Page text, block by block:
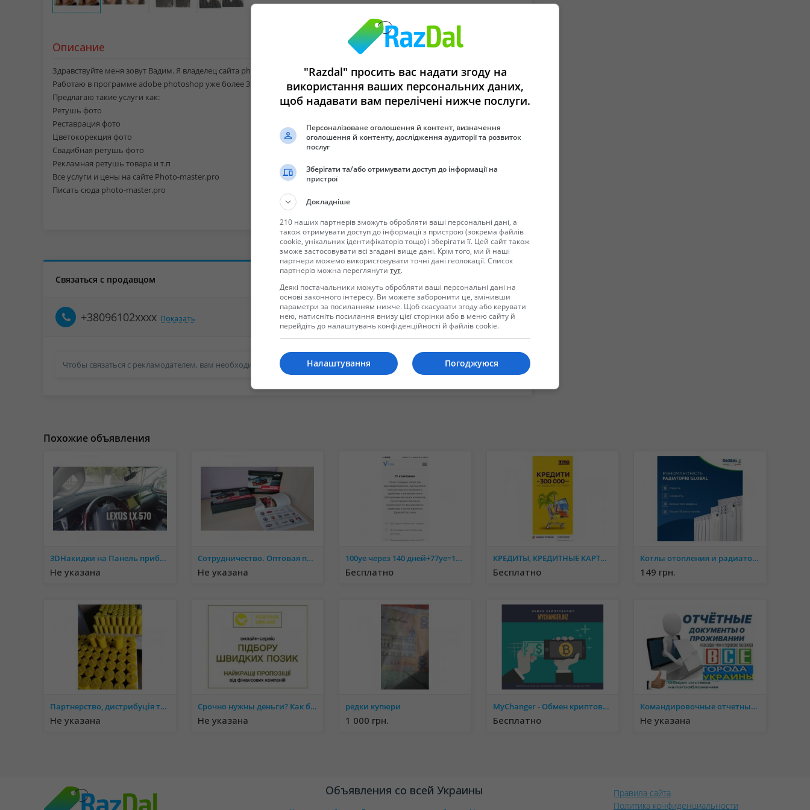
Описание
Здравствуйте меня зовут Вадим. Я владелец сайта photo-master.pro
Работаю в программе adobe photoshop уже более 3 лет.
Предлагаю такие услуги как:
Ретушь фото
Реставрация фото
Цветокорекция фото
Свадибная ретушь фото
Рекламная ретушь товара и т.п
Все услуги и цены на сайте Photo-master.pro
Писать сюда photo-master.pro
Связаться с продавцом
+38096102xxxx Показать
Чтобы связаться с рекламодателем, вам необходимо войти в систему или зарегистрировать новую учетную запись.
Похожие объявления
3DНакидки на Панель приборов. Защищает от солнечных воздествий
Не указана
Сотрудничество. Оптовая продажа Автокаталог "Логотипы автомобилей мира"
Не указана
100уе через 140 дней+77уе=177уе.
Бесплатно
КРЕДИТЫ, КРЕДИТНЫЕ КАРТЫ, ПЕРЕКРИДИТОВАНИЕ
Бесплатно
Котлы отопления и радиаторы отопления от поставщика - ОПТ
149 грн.
Партнерство, дистрибуція товарів бренду Eco Candles, Бізнес: продажі свічок
Не указана
Срочно нужны деньги? Как быть?! Где взять? Читай тут!
Не указана
редки купюри
1 000 грн.
MyChanger - Обмен криптовалют по выгодным курсам. Покупка БЕЗ КОМИССИИ
Бесплатно
Командировочные отчетные документы кассовые чеки за проживание и проезд в любой город Украины купить
Не указана
Объявления со всей Украины
Правила сайта
Политика конфиденциальности
"Razdal" просить вас надати згоду на
використання ваших персональних даних,
щоб надавати вам перелічені нижче послуги.
Персоналізоване оголошення й контент, визначення
оголошення й контенту, дослідження аудиторії та розвиток
послуг
Зберігати та/або отримувати доступ до інформації на
пристрої
Докладніше
210 наших партнерів зможуть обробляти ваші персональні дані, а
також отримувати доступ до інформації з пристрою (зокрема файлів
cookie, унікальних ідентифікаторів тощо) і зберігати її. Цей сайт також
зможе застосовувати всі згадані вище дані. Крім того, ми й наші
партнери можемо використовувати точні дані геолокації. Список
партнерів можна переглянути тут.
Деякі постачальники можуть обробляти ваші персональні дані на
основі законного інтересу. Ви можете заборонити це, змінивши
параметри за посиланням нижче. Щоб скасувати згоду або керувати
нею, натисніть посилання внизу цієї сторінки або в меню сайту й
перейдіть до налаштувань конфіденційності й файлів cookie.
Погоджуюся
Налаштування